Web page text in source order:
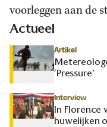
voorleggen aan de
Actueel
Artikel
‘Pressure’
Interview
In Florence
huwelijken